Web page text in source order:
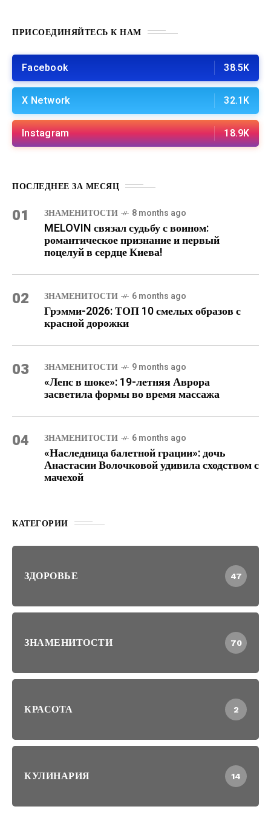
ПРИСОЕДИНЯЙТЕСЬ К НАМ
Facebook 38.5K
X Network 32.1K
Instagram 18.9K
ПОСЛЕДНЕЕ ЗА МЕСЯЦ
01 ЗНАМЕНИТОСТИ 8 months ago
MELOVIN связал судьбу с воином:
романтическое признание и первый
поцелуй в сердце Киева!
02 ЗНАМЕНИТОСТИ 6 months ago
Грэмми-2026: ТОП 10 смелых образов с
красной дорожки
03 ЗНАМЕНИТОСТИ 9 months ago
«Лепс в шоке»: 19-летняя Аврора
засветила формы во время массажа
04 ЗНАМЕНИТОСТИ 6 months ago
«Наследница балетной грации»: дочь
Анастасии Волочковой удивила сходством с
мачехой
КАТЕГОРИИ
ЗДОРОВЬЕ 47
ЗНАМЕНИТОСТИ 70
КРАСОТА 2
КУЛИНАРИЯ 14